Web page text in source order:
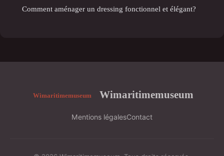
Comment aménager un dressing fonctionnel et élégant?
Wimaritimemuseum
Mentions légalesContact